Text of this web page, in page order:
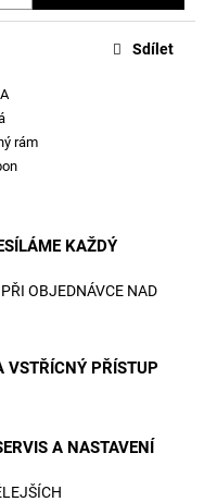
rám
Sdílet
KAŽDÝ
OBJEDNÁVCE NAD
VSTŘÍCNÝ PŘÍSTUP
A NASTAVENÍ